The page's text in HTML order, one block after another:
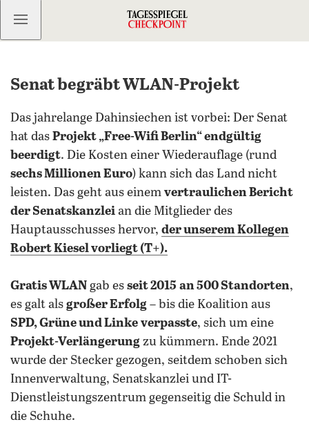
Kostenlos anmelden
Senat begräbt WLAN-Projekt
Das jahrelange Dahinsiechen ist vorbei: Der Senat
hat das Projekt „Free-Wifi Berlin“ endgültig
beerdigt. Die Kosten einer Wiederauflage (rund
sechs Millionen Euro) kann sich das Land nicht
leisten. Das geht aus einem vertraulichen Bericht
der Senatskanzlei an die Mitglieder des
Hauptausschusses hervor, der unserem Kollegen
Robert Kieselvorliegt (T+).
Gratis WLAN gab es seit 2015 an 500 Standorten,
es galt als großer Erfolg – bis die Koalition aus
SPD, Grüne und Linke verpasste, sich um eine
Projekt-Verlängerung zu kümmern. Ende 2021
wurde der Stecker gezogen, seitdem schoben sich
Innenverwaltung, Senatskanzlei und IT-
Dienstleistungszentrum gegenseitig die Schuld in
die Schuhe.